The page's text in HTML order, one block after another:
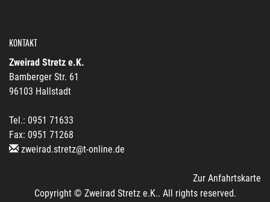
KONTAKT
Zweirad Stretz e.K.
Bamberger Str. 61
96103 Hallstadt
Tel.: 0951 71633
Fax: 0951 71268
zweirad.stretz@t-online.de
Zur Anfahrtskarte
Copyright © Zweirad Stretz e.K.. All rights reserved.